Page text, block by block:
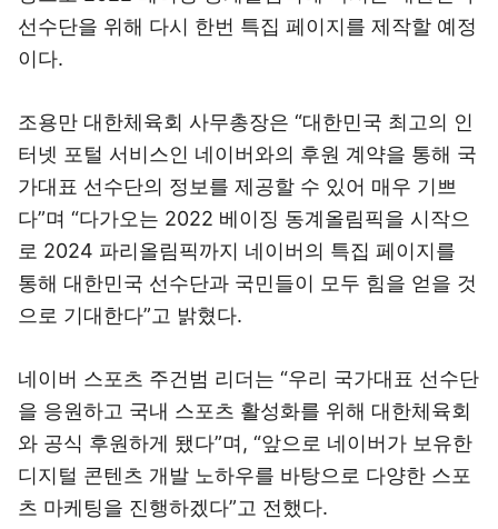
선수단을 위해 다시 한번 특집 페이지를 제작할 예정
이다.
조용만 대한체육회 사무총장은 “대한민국 최고의 인
터넷 포털 서비스인 네이버와의 후원 계약을 통해 국
가대표 선수단의 정보를 제공할 수 있어 매우 기쁘
다”며 “다가오는 2022 베이징 동계올림픽을 시작으
로 2024 파리올림픽까지 네이버의 특집 페이지를
통해 대한민국 선수단과 국민들이 모두 힘을 얻을 것
으로 기대한다”고 밝혔다.
네이버 스포츠 주건범 리더는 “우리 국가대표 선수단
을 응원하고 국내 스포츠 활성화를 위해 대한체육회
와 공식 후원하게 됐다”며, “앞으로 네이버가 보유한
디지털 콘텐츠 개발 노하우를 바탕으로 다양한 스포
츠 마케팅을 진행하겠다”고 전했다.